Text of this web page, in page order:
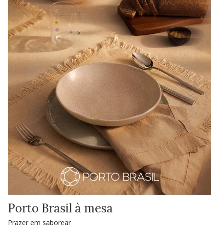
Porto Brasil à mesa
Prazer em saborear